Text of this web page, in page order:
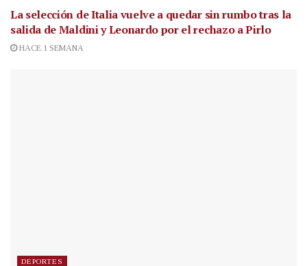
La selección de Italia vuelve a quedar sin rumbo tras la
salida de Maldini y Leonardo por el rechazo a Pirlo
HACE 1 SEMANA
DEPORTES